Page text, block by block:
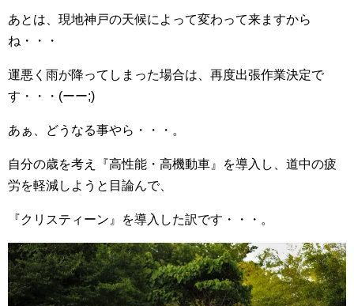
あとは、現地神戸の天候によって変わって来ますから
ね・・・
運悪く雨が降ってしまった場合は、再度出張作業決定で
す・・・(ーー;)
あぁ、どうなる事やら・・・。
自分の歳を考え『高性能・高機動車』を導入し、道中の疲
労を軽減しようと目論んで、
『クリスティーン』を導入した訳です・・・。